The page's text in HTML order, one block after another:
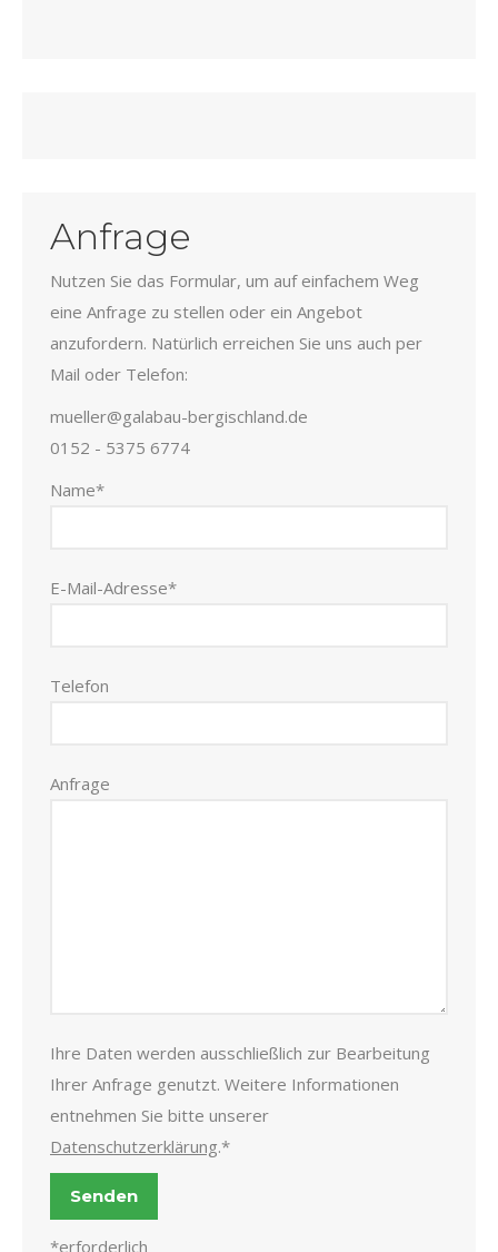
Anfrage
Nutzen Sie das Formular, um auf einfachem Weg
eine Anfrage zu stellen oder ein Angebot
anzufordern. Natürlich erreichen Sie uns auch per
Mail oder Telefon:
mueller@galabau-bergischland.de
0152 - 5375 6774
Name*
E-Mail-Adresse*
Telefon
Anfrage
Ihre Daten werden ausschließlich zur Bearbeitung
Ihrer Anfrage genutzt. Weitere Informationen
entnehmen Sie bitte unserer
Datenschutzerklärung.*
*erforderlich